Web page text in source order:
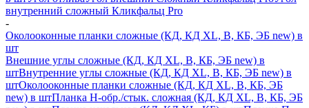
внутренний сложный Кликфальц Pro
-
Околооконные планки сложные (КД, КД XL, В, КБ, ЭБ new) в
шт
Внешние углы сложные (КД, КД XL, В, КБ, ЭБ new) в
штВнутренние углы сложные (КД, КД XL, В, КБ, ЭБ new) в
штОколооконные планки сложные (КД, КД XL, В, КБ, ЭБ
new) в штПланка H-обр./стык. сложная (КД, КД XL, В, КБ, ЭБ